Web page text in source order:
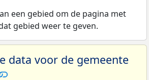
een gebied om de pagina met
gebied weer te geven.
data voor de gemeente